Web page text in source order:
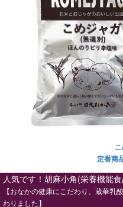
定番商
人気です！胡麻小角(栄養機能
【おなかの健康にこだわり、蔵華乳
わりました】